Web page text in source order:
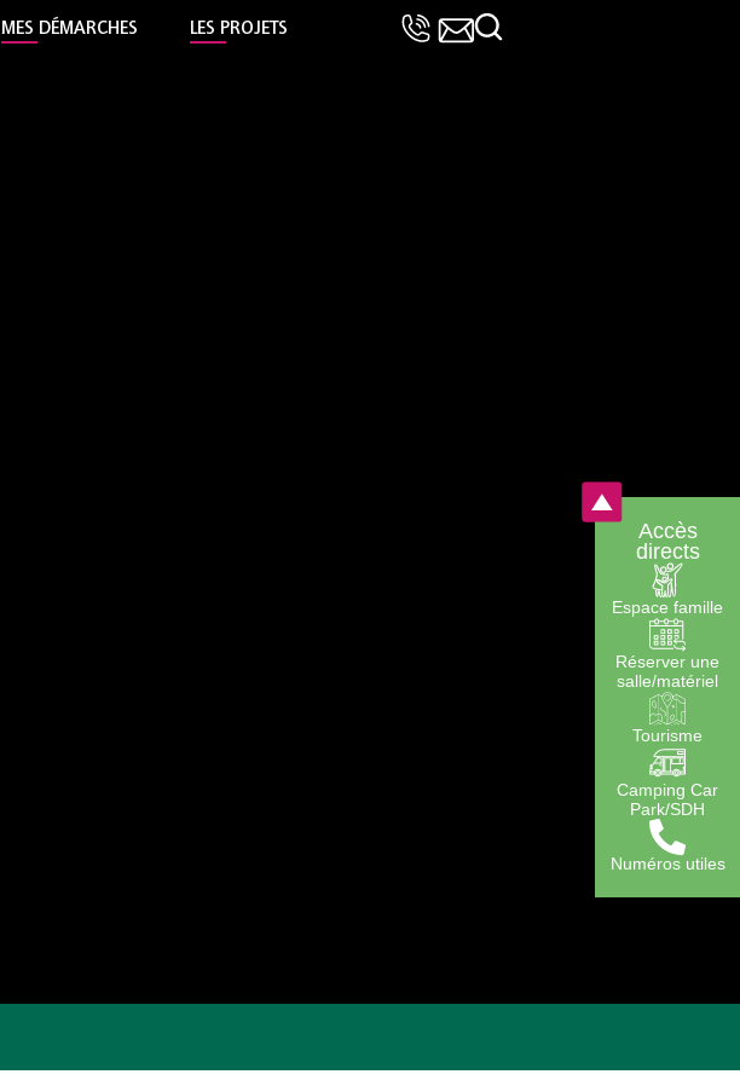
MES DÉMARCHES LES PROJETS
Accès
directs
Espace famille
Réserver une
salle/matériel
Tourisme
Camping Car
Park/SDH
Numéros utiles